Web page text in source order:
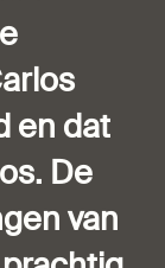
en dat
De
van